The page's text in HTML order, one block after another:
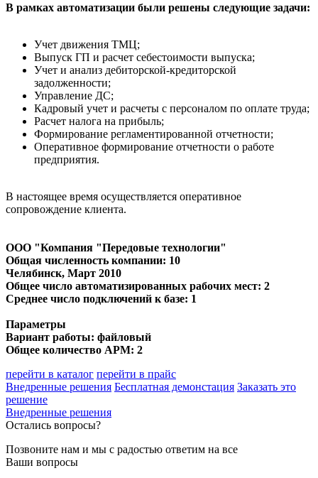
В рамках автоматизации были решены следующие задачи:
Учет движения ТМЦ;
Выпуск ГП и расчет себестоимости выпуска;
Учет и анализ дебиторской-кредиторской
задолженности;
Управление ДС;
Кадровый учет и расчеты с персоналом по оплате труда;
Расчет налога на прибыль;
Формирование регламентированной отчетности;
Оперативное формирование отчетности о работе
предприятия.
В настоящее время осуществляется оперативное
сопровождение клиента.
ООО "Компания "Передовые технологии"
Общая численность компании: 10
Челябинск, Март 2010
Общее число автоматизированных рабочих мест: 2
Среднее число подключений к базе: 1
Параметры
Вариант работы: файловый
Общее количество АРМ: 2
перейти в каталог перейти в прайс
Внедренные решения Бесплатная демонстация Заказать это
решение
Внедренные решения
Остались вопросы?
Позвоните нам и мы с радостью ответим на все
Ваши вопросы